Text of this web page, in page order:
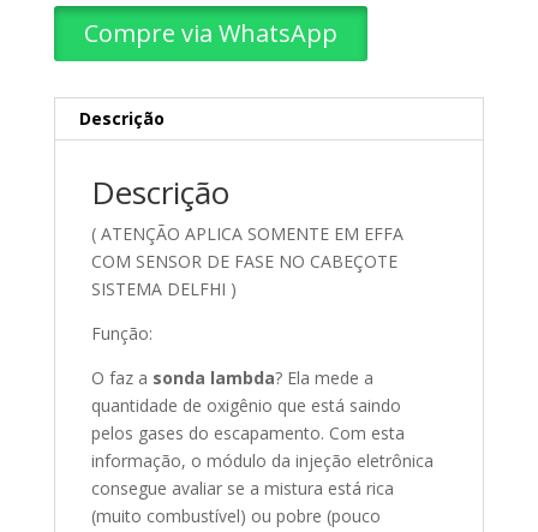
Compre via WhatsApp
Descrição
Descrição
( ATENÇÃO APLICA SOMENTE EM EFFA
COM SENSOR DE FASE NO CABEÇOTE
SISTEMA DELFHI )
Função:
O faz a sonda lambda? Ela mede a
quantidade de oxigênio que está saindo
pelos gases do escapamento. Com esta
informação, o módulo da injeção eletrônica
consegue avaliar se a mistura está rica
(muito combustível) ou pobre (pouco